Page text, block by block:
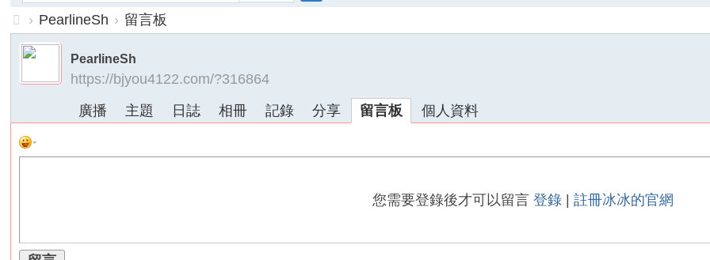
索
台
外
茶
論
冰
› PearlineSh › 留言板
PearlineSh
https://bjyou4122.com/?316864
廣播
主題 日誌 相冊 記錄 分享 留言板 個人資料
您需要登錄後才可以留言登錄 |註冊冰冰的官網